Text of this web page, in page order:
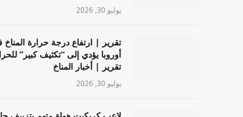
يوليو 30, 2026
تقرير | ارتفاع درجة حرارة
أوروبا يؤدي إلى “تكثيف كبير”
تقرير | أخبار المناخ
يوليو 30, 2026